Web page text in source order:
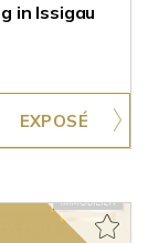
in Issigau